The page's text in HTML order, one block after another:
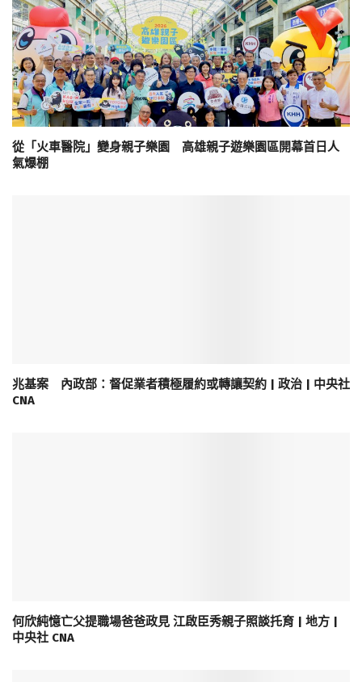
從「火車醫院」變身親子樂園 高雄親子遊樂園區開幕首日人
氣爆棚
兆基案 內政部：督促業者積極履約或轉讓契約 | 政治 | 中央社
CNA
何欣純憶亡父提職場爸爸政見 江啟臣秀親子照談托育 | 地方 |
中央社 CNA